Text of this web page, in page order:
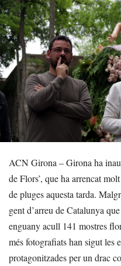
ACN Girona – Girona ha
de Flors’, que ha arrencat
de pluges aquesta tarda.
gent d’arreu de Catalunya
enguany acull 141 mostres
més fotografiats han sigut les
protagonitzades per un drac